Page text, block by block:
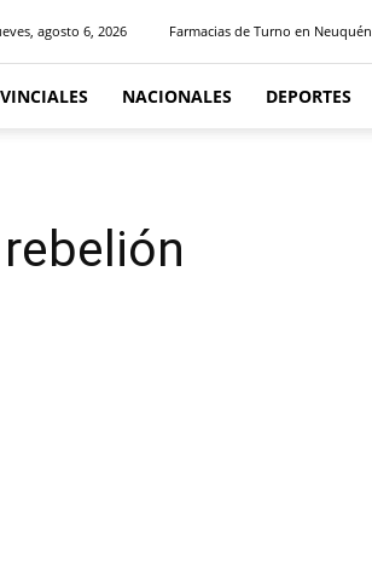
agosto 6, 2026 Farmacias de Turno en Neuquén
NACIONALES DEPORTES